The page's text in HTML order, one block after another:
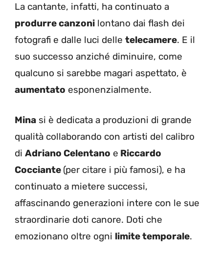
La cantante, infatti, ha continuato a
produrre canzoni lontano dai flash dei
fotografi e dalle luci delle telecamere. E il
suo successo anziché diminuire, come
qualcuno si sarebbe magari aspettato, è
aumentato esponenzialmente.
Mina si è dedicata a produzioni di grande
qualità collaborando con artisti del calibro
di Adriano Celentano e Riccardo
Cocciante (per citare i più famosi), e ha
continuato a mietere successi,
affascinando generazioni intere con le sue
straordinarie doti canore. Doti che
emozionano oltre ogni limite temporale.